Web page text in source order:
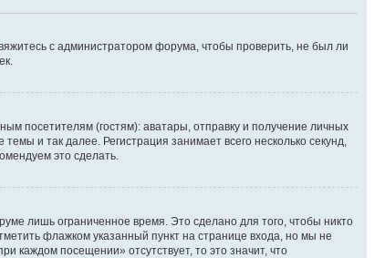
с администратором форума, чтобы проверить, не был ли
посетителям (гостям): аватары, отправку и получение личных
и так далее. Регистрация занимает всего несколько секунд,
это сделать.
лишь ограниченное время. Это сделано для того, чтобы никто
флажком указанный пункт на странице входа, но мы не
каждом посещении» отсутствует, то это значит, что